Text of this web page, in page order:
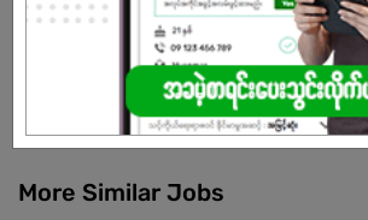
Already Expired
Don't have an account?
REGISTER NOW!
More Similar Jobs